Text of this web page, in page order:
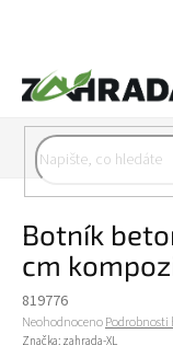
Botník
cm
819776
Průměrné hodnocení
Neohodnoceno
Značka: zahrada-XL